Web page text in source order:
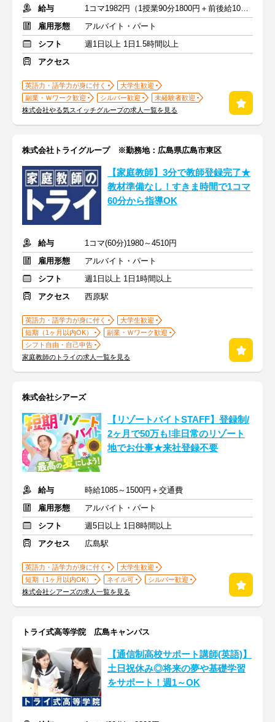
給与
1コマ1982円（1授業90分1800円＋前後給10分182円）
雇用形態
アルバイト・パート
シフト
週1日以上 1日1.5時間以上
アクセス
英語力・語学力が身に付く
大学生歓迎
副業・Ｗワーク歓迎
シルバー歓迎
未経験者歓迎
株式会社やる気スイッチグループの求人一覧を見る
株式会社トライグループ ※勤務地：広島県広島市東区
【家庭教師】3分で教師登録完了★
教材準備なし！すきま時間で1コマ
60分から指導OK
給与
1コマ(60分)1980～4510円
雇用形態
アルバイト・パート
シフト
週1日以上 1日1時間以上
アクセス
西原駅
英語力・語学力が身に付く
大学生歓迎
短期（1ヶ月以内OK）
副業・Ｗワーク歓迎
シフト自由・自己申告
家庭教師のトライの求人一覧を見る
株式会社シアーズ
【リゾートバイトSTAFF】登録制/
2ヶ月で50万も!非日常のリゾート
地でお仕事★来社登録不要
給与
時給1085～1500円＋交通費
雇用形態
アルバイト・パート
シフト
週5日以上 1日8時間以上
アクセス
広島駅
英語力・語学力が身に付く
大学生歓迎
短期（1ヶ月以内OK）
ネイル可
シルバー歓迎
株式会社シアーズの求人一覧を見る
トライ式高等学院 広島キャンパス
【通信制高校サポート講師(英語)】
土日祝休み◎将来の夢や基礎学習
をサポート！週1～OK